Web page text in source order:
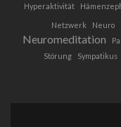
Hyperaktivität
Netzwerk Neuro
Neuromeditation
Störung
Sympatikus